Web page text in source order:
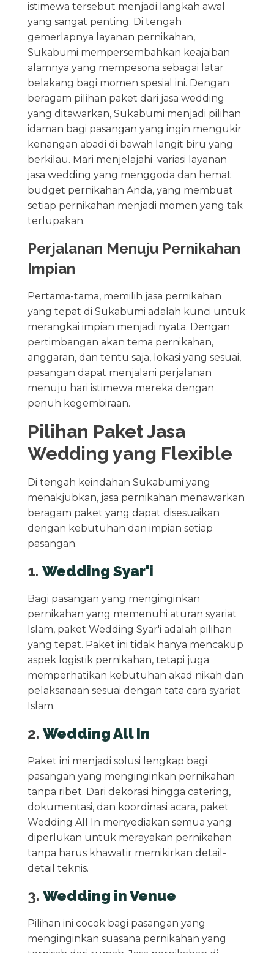
istimewa tersebut menjadi langkah awal
yang sangat penting. Di tengah
gemerlapnya layanan pernikahan,
Sukabumi mempersembahkan keajaiban
alamnya yang mempesona sebagai latar
belakang bagi momen spesial ini. Dengan
beragam pilihan paket dari jasa wedding
yang ditawarkan, Sukabumi menjadi pilihan
idaman bagi pasangan yang ingin mengukir
kenangan abadi di bawah langit biru yang
berkilau. Mari menjelajahi variasi layanan
jasa wedding yang menggoda dan hemat
budget pernikahan Anda, yang membuat
setiap pernikahan menjadi momen yang tak
terlupakan.
Perjalanan Menuju Pernikahan
Impian
Pertama-tama, memilih jasa pernikahan
yang tepat di Sukabumi adalah kunci untuk
merangkai impian menjadi nyata. Dengan
pertimbangan akan tema pernikahan,
anggaran, dan tentu saja, lokasi yang sesuai,
pasangan dapat menjalani perjalanan
menuju hari istimewa mereka dengan
penuh kegembiraan.
Pilihan Paket Jasa
Wedding yang Flexible
Di tengah keindahan Sukabumi yang
menakjubkan, jasa pernikahan menawarkan
beragam paket yang dapat disesuaikan
dengan kebutuhan dan impian setiap
pasangan.
1.Wedding Syar'i
Bagi pasangan yang menginginkan
pernikahan yang memenuhi aturan syariat
Islam, paket Wedding Syar'i adalah pilihan
yang tepat. Paket ini tidak hanya mencakup
aspek logistik pernikahan, tetapi juga
memperhatikan kebutuhan akad nikah dan
pelaksanaan sesuai dengan tata cara syariat
Islam.
2.Wedding All In
Paket ini menjadi solusi lengkap bagi
pasangan yang menginginkan pernikahan
tanpa ribet. Dari dekorasi hingga catering,
dokumentasi, dan koordinasi acara, paket
Wedding All In menyediakan semua yang
diperlukan untuk merayakan pernikahan
tanpa harus khawatir memikirkan detail-
detail teknis.
3.Wedding in Venue
Pilihan ini cocok bagi pasangan yang
menginginkan suasana pernikahan yang